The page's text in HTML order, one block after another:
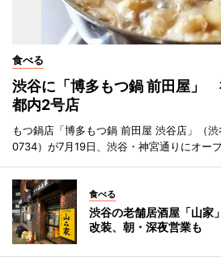
食べる
渋谷に「博多もつ鍋 前田屋」
都内2号店
もつ鍋店「博多もつ鍋 前田屋 渋谷店」（
0734）が7月19日、渋谷・神宮通りにオープ
食べる
渋谷の老舗居酒屋「山
改装、朝・深夜営業も